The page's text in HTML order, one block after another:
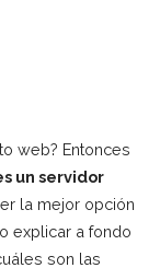
web? Entonces
un servidor
la mejor opción
explicar a fondo
son las